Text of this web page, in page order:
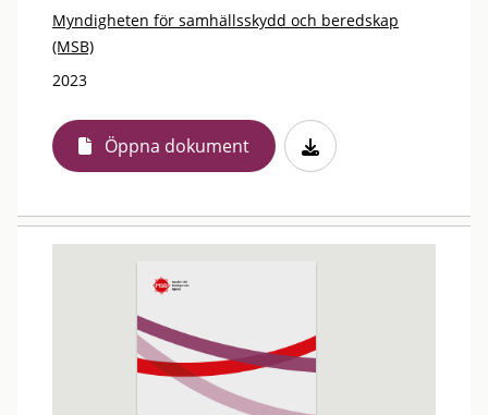
Myndigheten för samhällsskydd och beredskap
(MSB)
2023
Öppna dokument